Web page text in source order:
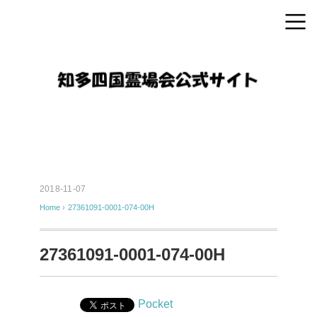
2018-11-07
Home › 27361091-0001-074-00H
27361091-0001-074-00H
Pocket